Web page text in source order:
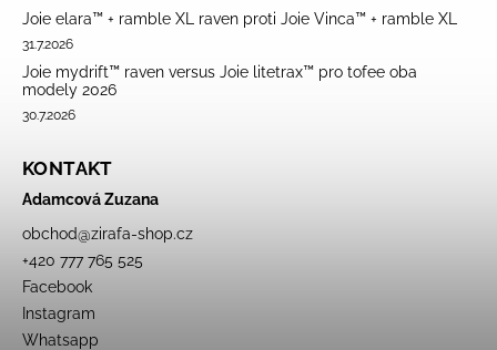
Joie elara™ + ramble XL raven proti Joie Vinca™ + ramble XL
31.7.2026
Joie mydrift™ raven versus Joie litetrax™ pro tofee oba
modely 2026
30.7.2026
KONTAKT
Adamcová Zuzana
obchod@zirafa-shop.cz
+420 777 765 525
Facebook
Instagram
Whatsapp